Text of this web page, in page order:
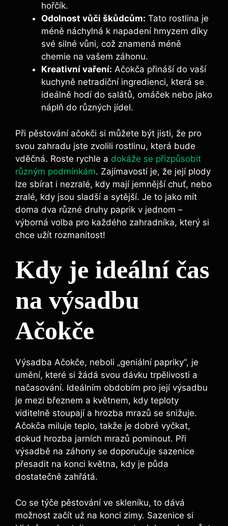
hořčík.
Odolnost vůči škůdcům: Tato rostlina je
méně náchylná k napadení hmyzem díky
své silné vůni, což znamená méně
chemie na vašem záhonu.
Kreativní vaření: Ačokča přináší do vaší
kuchyně netradiční ingredienci, která se
ideálně hodí do salátů, omáček nebo jako
náplň do různých jídel.
Při pěstování ačokči si můžete být jisti, že pro
svou zahradu jste zvolili rostlinu, která bude
vděčná. Roste rychle a dokáže se přizpůsobit
různým podmínkám. Zajímavostí je, že její plody
lze sbírat i nezralé, kdy mají jemnější chuť, nebo
zralé, kdy jsou sladší a sytější. Je to jako mít
doma dva různé druhy paprik v jednom –
výborná volba pro každého zahradníka, který si
chce užít rozmanitost!
Kdy je ideální čas
na výsadbu
Ačokče
Výsadba Ačokče, neboli „geniální papriky“, je
umění, které si žádá svou dávku trpělivosti a
načasování. Ideálním obdobím pro její výsadbu
je mezi březnem a květnem, kdy teploty
viditelně stoupají a hrozba mrazů se snižuje.
Ačokča miluje teplo, takže je dobré vyčkat,
dokud hrozba jarních mrazů pominout. Při
výsadbě na záhony se doporučuje sazenice
přesadit na konci května, kdy je půda
dostatečně zahřátá.
Co se týče pěstování ve skleníku, to dává
možnost začít už na konci zimy. Sazenice si